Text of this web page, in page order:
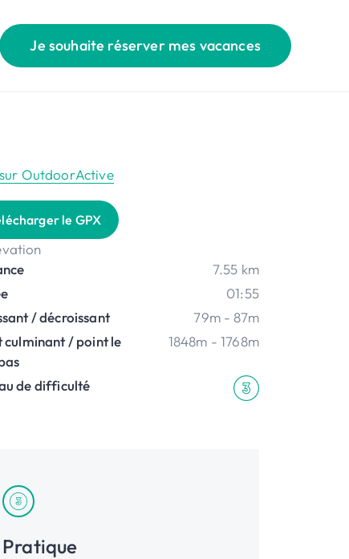
Je souhaite réserver mes vacances
OutdoorActive
le GPX
7.55 km
01:55
/ décroissant
79m - 87m
culminant / point le
1848m - 1768m
de difficulté
Pratique